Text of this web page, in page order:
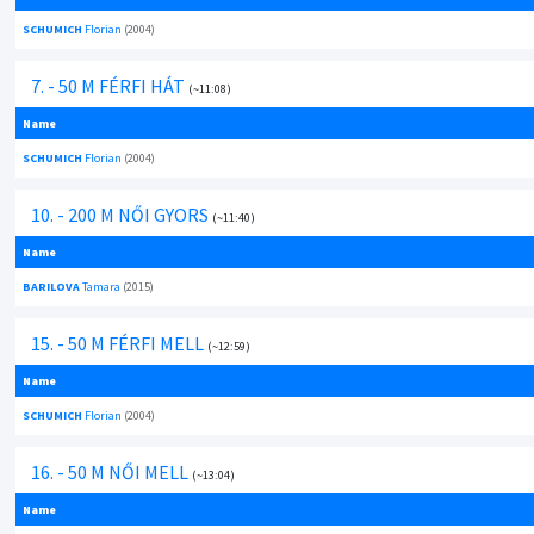
SCHUMICH Florian (2004)
7. - 50 M FÉRFI HÁT (~11:08)
Name
SCHUMICH Florian (2004)
10. - 200 M NŐI GYORS (~11:40)
Name
BARILOVATamara (2015)
15. - 50 M FÉRFI MELL (~12:59)
Name
SCHUMICH Florian (2004)
16. - 50 M NŐI MELL (~13:04)
Name